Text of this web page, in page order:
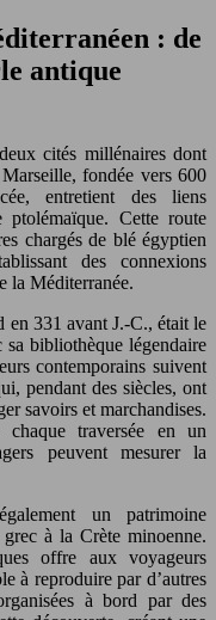
: de
antique
cités millénaires dont
fondée vers 600
entretient des liens
ptolémaïque. Cette route
chargés de blé égyptien
des connexions
la Méditerranée.
en 331 avant J.-C., était le
bibliothèque légendaire
contemporains suivent
pendant des siècles, ont
savoirs et marchandises.
chaque traversée en un
peuvent mesurer la
un patrimoine
à la Crète minoenne.
offre aux voyageurs
à reproduire par d’autres
à bord par des